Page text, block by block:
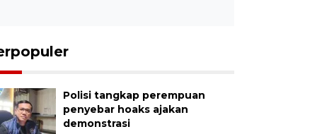
Polisi tangkap perempuan
penyebar hoaks ajakan
demonstrasi